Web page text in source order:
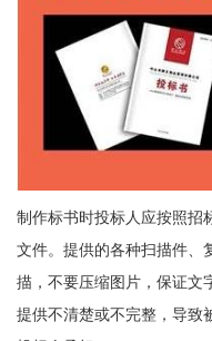
制作标书时投标人应按照招
文件。提供的各种扫描件、
描，不要压缩图片，保证文
提供不清楚或不完整，导致